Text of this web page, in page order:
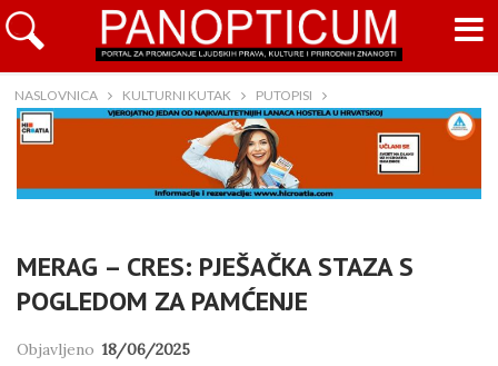
NASLOVNICA KULTURNI KUTAK PUTOPISI
MERAG – CRES: PJEŠAČKA STAZA S
POGLEDOM ZA PAMĆENJE
Objavljeno 18/06/2025